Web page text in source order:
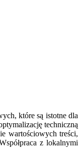
które są istotne dla
techniczną
wartościowych treści,
z lokalnymi